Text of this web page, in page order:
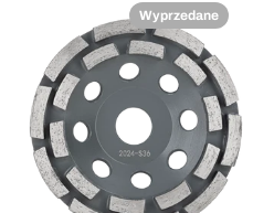
Wyprzedane